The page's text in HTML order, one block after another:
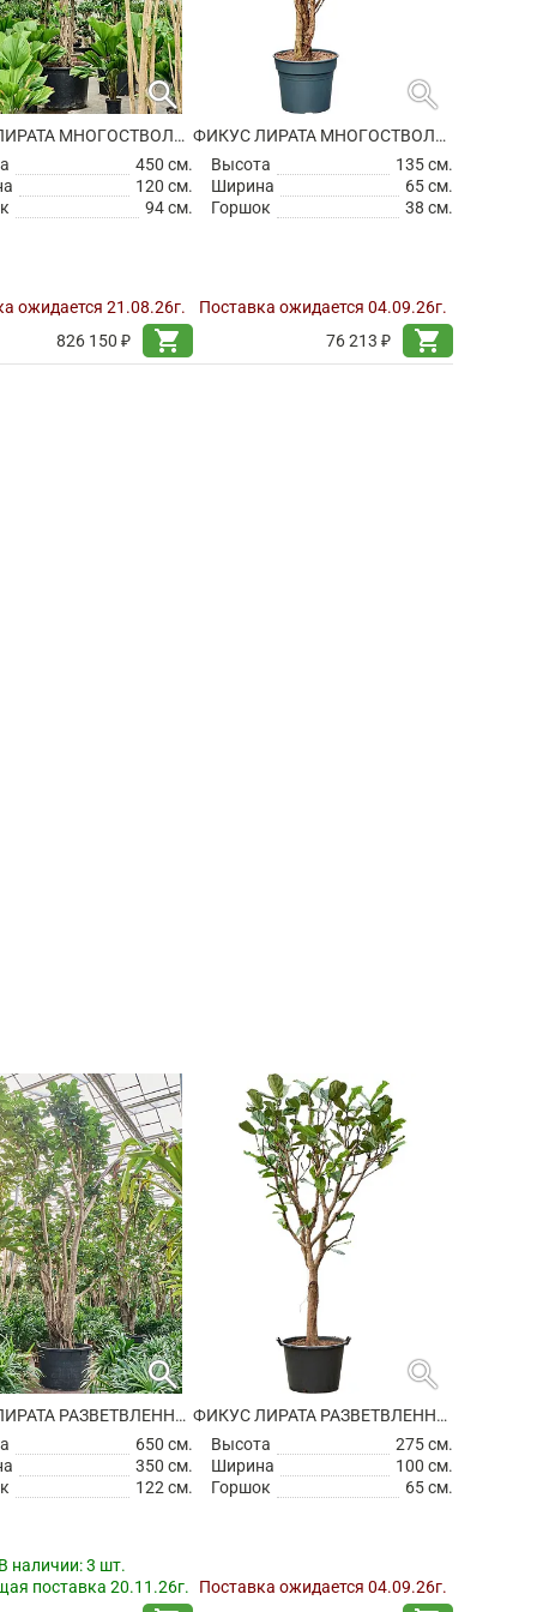
search
ФИКУС ЛИРАТА МНОГОСТВОЛЬНЫЙ
450 см.
120 см.
94 см.
ожидается 21.08.26г.
826 150 ₽
shopping_cart
search
ФИКУС ЛИРАТА МНОГОСТВОЛЬНЫЙ
Высота
135 см.
Ширина
65 см.
Горшок
38 см.
Поставка ожидается 04.09.26г.
76 213 ₽
shopping_cart
search
ФИКУС ЛИРАТА РАЗВЕТВЛЕННЫЙ
650 см.
350 см.
122 см.
наличии:3 шт.
поставка 20.11.26г.
search
ФИКУС ЛИРАТА РАЗВЕТВЛЕННЫЙ
Высота
275 см.
Ширина
100 см.
Горшок
65 см.
Поставка ожидается 04.09.26г.